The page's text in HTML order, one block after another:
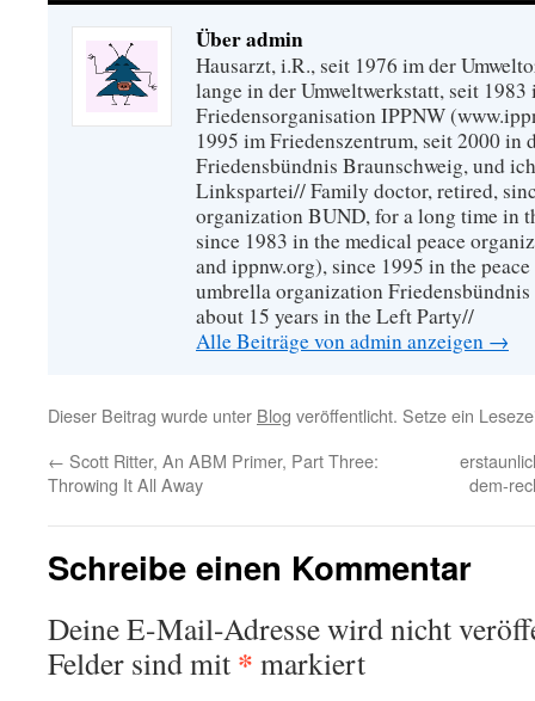
Über admin
Hausarzt, i.R., seit 1976 im der
lange in der Umweltwerkstatt, seit
Friedensorganisation IPPNW
1995 im Friedenszentrum, seit 2000 in
Friedensbündnis Braunschweig, und
Linkspartei// Family doctor, retired,
organization BUND, for a long time in
since 1983 in the medical peace
and ippnw.org), since 1995 in the
umbrella organization
about 15 years in the Left Party//
Alle Beiträge von admin anzeigen →
Dieser Beitrag wurde unter Blog veröffentlicht. Setze ein
← Scott Ritter, An ABM Primer, Part Three:
Throwing It All Away
dem-
Schreibe einen Kommentar
Deine E-Mail-Adresse wird nicht
Felder sind mit * markiert